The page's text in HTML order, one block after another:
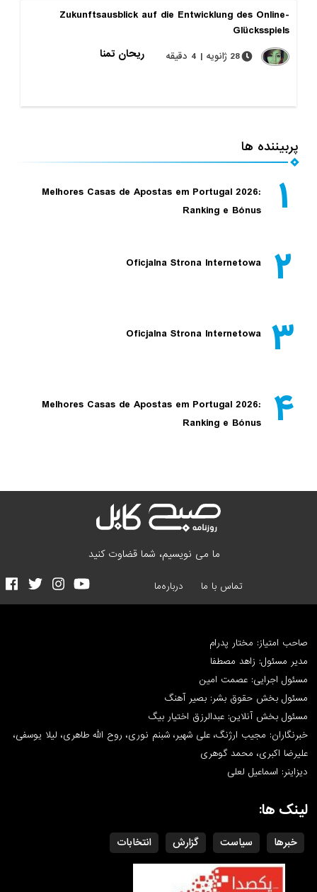
Zukunftsausblick auf die Entwicklung des Online-
Glücksspiels
ریحان تمنا
28 ژانویه | 4 دقیقه
پربیننده ها
۱
Melhores Casas de Apostas em Portugal 2026:
Ranking e Bónus
۲ Oficjalna Strona Internetowa
۳ Oficjalna Strona Internetowa
۴
Melhores Casas de Apostas em Portugal 2026:
Ranking e Bónus
ما می نویسیم، شما قضاوت کنید
تماس با ما درباره‌ما
صاحب امتیاز: مختار پدرام
مدیر مسئول: زاهد مصطفا
مسئول اجرایی: عصمت امین
مسئول بخش حقوق بشر: بصیر آهنگ
مسئول بخش آنلاین: عبدالرزق اختیار بیگ
خبرنگاران: مجیب ارژنگ، علی شهیر، شبنم نوری، روح الله طاهری، لیلا یوسفی،
علیرضا اکبری، محمد گوهری
دیزاینر: اسماعیل لعلی
لینک ها:
خبرها سیاست گزارش انتخابات